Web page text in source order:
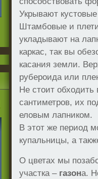
Укрывают
Штамбовые и
укладывают на
каркас, так вы
касания земли.
рубероида или
Не стоит обходить
сантиметров, их
еловым лапником.
В этот же период
купальницы, а
О цветах мы
участка – газона.